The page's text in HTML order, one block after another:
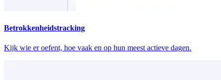
Betrokkenheidstracking
Kijk wie er oefent, hoe vaak en op hun meest actieve dagen.